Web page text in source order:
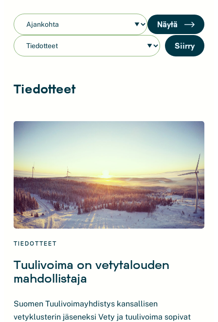
Tiedotteet
Siirry
Näytä
TIEDOTTEET
Tuulivoima on vetytalouden
mahdollistaja
Suomen Tuulivoimayhdistys kansallisen
vetyklusterin jäseneksi Vety ja tuulivoima sopivat